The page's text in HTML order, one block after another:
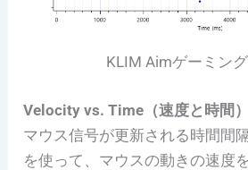
KLIM Aimゲーミン
Velocity vs. Time（速度と時間）
マウス信号が更新される時間間
を使って、マウスの動きの速度